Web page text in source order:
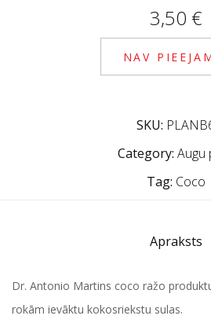
3,50 €
NAV
SKU:
Category: Augu
Tag: Coco
Apraksts
Dr. Antonio Martins coco ražo
rokām ievāktu kokosriekstu sulas.